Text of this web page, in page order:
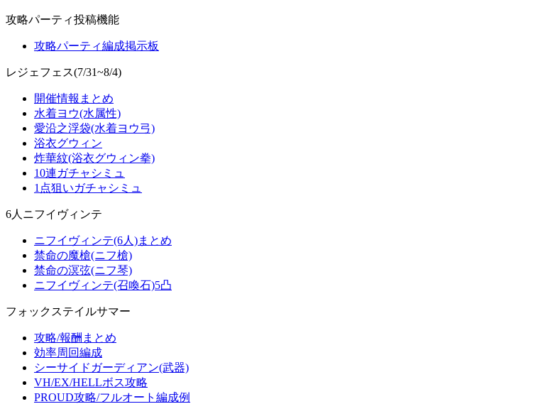
攻略パーティ投稿機能
攻略パーティ編成掲示板
レジェフェス(7/31~8/4)
開催情報まとめ
水着ヨウ(水属性)
愛沿之浮袋(水着ヨウ弓)
浴衣グウィン
炸華紋(浴衣グウィン拳)
10連ガチャシミュ
1点狙いガチャシミュ
6人ニフイヴィンテ
ニフイヴィンテ(6人)まとめ
禁命の魔槍(ニフ槍)
禁命の溟弦(ニフ琴)
ニフイヴィンテ(召喚石)5凸
フォックステイルサマー
攻略/報酬まとめ
効率周回編成
シーサイドガーディアン(武器)
VH/EX/HELLボス攻略
PROUD攻略/フルオート編成例